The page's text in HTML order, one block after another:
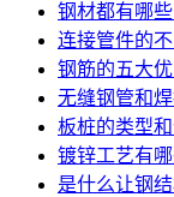
钢材都有哪
连接管件的
钢筋的五大
无缝钢管和
板桩的类型
镀锌工艺有
是什么让钢